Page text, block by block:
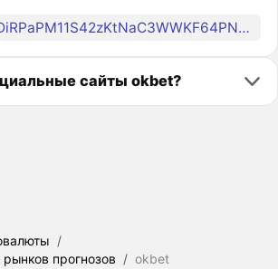
8biqsLDiRPaPM11S42zKtNaC3WWKF64PNoPG9htzy99n
сайты okbet?
/
прогнозов / okbet